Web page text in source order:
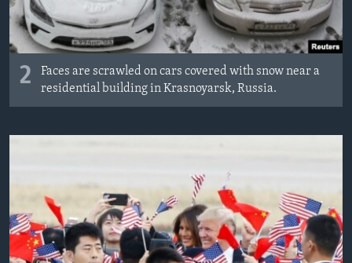
2
Faces are scrawled on cars covered with snow near a
residential building in Krasnoyarsk, Russia.